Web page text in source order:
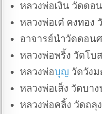
หลวงพ่อเงิน วัดดอ
หลวงพ่อเต๋ คงทอง
อาจารย์นำวัดดอน
หลวงพ่อพริ้ง วัดโบ
หลวงพ่อบุญ วัดวังม
หลวงพ่อเส็ง วัดบาง
หลวงพ่อคลิ้ง วัดถลุ